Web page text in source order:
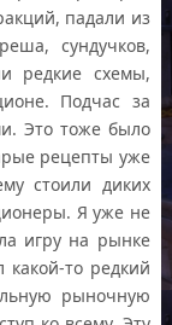
падали из
сундучков,
редкие схемы,
Подчас за
Это тоже было
рецепты уже
стоили диких
Я уже не
игру на рынке
то редкий
рыночную